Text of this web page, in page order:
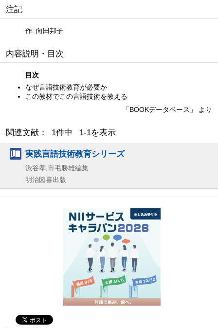
注記
作: 向田邦子
内容説明・目次
目次
なぜ言語技術教育が必要か
この教材でこの言語技術を教える
「BOOKデータベース」 より
関連文献： 1件中 1-1を表示
実践言語技術教育シリーズ
渋谷孝,市毛勝雄編集
明治図書出版